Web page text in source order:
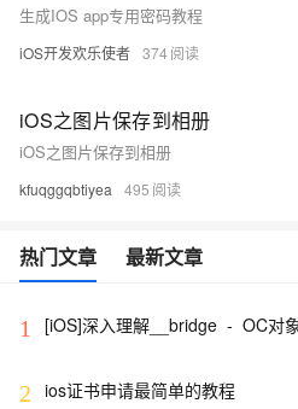
生成IOS app专用密码教程
iOS开发欢乐使者 374
iOS之图片保存到相册
iOS之图片保存到相册
kfuqggqbtiyea 495
热门文章 最新文章
1 [iOS]深入理解__bridge  -  OC对
2 ios证书申请最简单的教程